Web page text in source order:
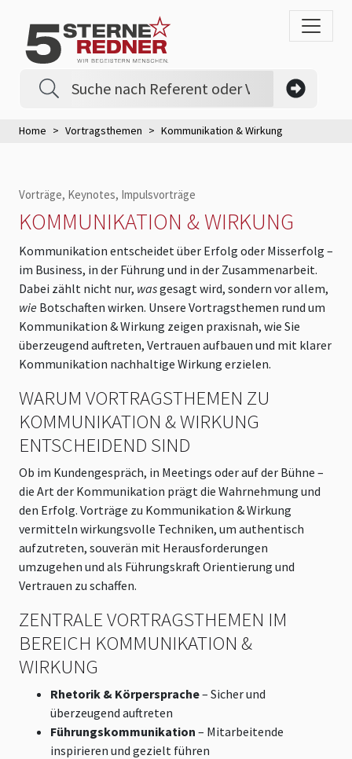
Home Vortragsthemen Kommunikation & Wirkung
Vorträge, Keynotes, Impulsvorträge
KOMMUNIKATION & WIRKUNG
Kommunikation entscheidet über Erfolg oder Misserfolg –
im Business, in der Führung und in der Zusammenarbeit.
Dabei zählt nicht nur, wasgesagt wird, sondern vor allem,
wie Botschaften wirken. Unsere Vortragsthemen rund um
Kommunikation & Wirkung zeigen praxisnah, wie Sie
überzeugend auftreten, Vertrauen aufbauen und mit klarer
Kommunikation nachhaltige Wirkung erzielen.
WARUM VORTRAGSTHEMEN ZU
KOMMUNIKATION & WIRKUNG
ENTSCHEIDEND SIND
Ob im Kundengespräch, in Meetings oder auf der Bühne –
die Art der Kommunikation prägt die Wahrnehmung und
den Erfolg. Vorträge zu Kommunikation & Wirkung
vermitteln wirkungsvolle Techniken, um authentisch
aufzutreten, souverän mit Herausforderungen
umzugehen und als Führungskraft Orientierung und
Vertrauen zu schaffen.
ZENTRALE VORTRAGSTHEMEN IM
BEREICH KOMMUNIKATION &
WIRKUNG
Rhetorik & Körpersprache– Sicher und
überzeugend auftreten
Führungskommunikation – Mitarbeitende
inspirieren und gezielt führen